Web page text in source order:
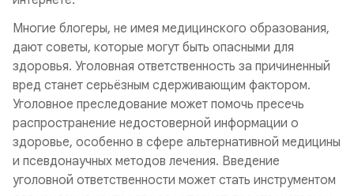
Многие блогеры, не имея медицинского образования,
дают советы, которые могут быть опасными для
здоровья. Уголовная ответственность за причиненный
вред станет серьёзным сдерживающим фактором.
Уголовное преследование может помочь пресечь
распространение недостоверной информации о
здоровье, особенно в сфере альтернативной медицины
и псевдонаучных методов лечения. Введение
уголовной ответственности может стать инструментом